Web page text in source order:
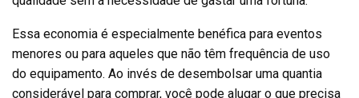
Essa economia é especialmente benéfica para eventos
menores ou para aqueles que não têm frequência de uso
do equipamento. Ao invés de desembolsar uma quantia
considerável para comprar, você pode alugar o que precisa